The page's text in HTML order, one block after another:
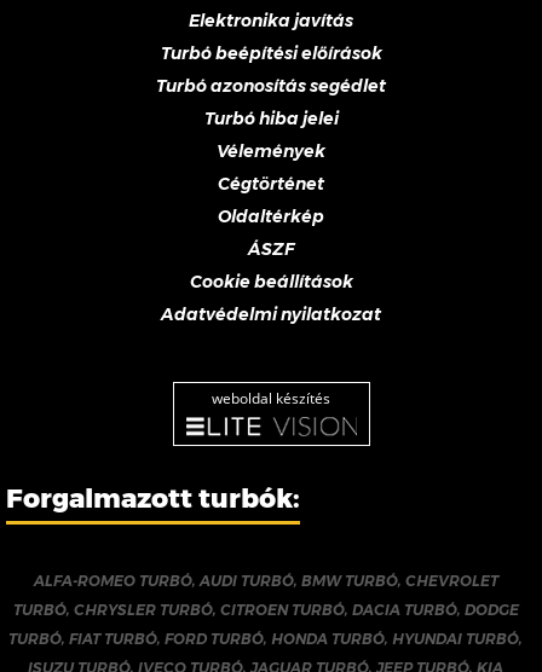
Elektronika javítás
Turbó beépítési előírások
Turbó azonosítás segédlet
Turbó hiba jelei
Vélemények
Cégtörténet
Oldaltérkép
ÁSZF
Cookie beállítások
Adatvédelmi nyilatkozat
weboldal készítés
Forgalmazott turbók:
ALFA-ROMEO TURBÓ,AUDI TURBÓ, BMW TURBÓ, CHEVROLET
TURBÓ, CHRYSLER TURBÓ, CITROEN TURBÓ, DACIA TURBÓ, DODGE
TURBÓ,FIAT TURBÓ,FORD TURBÓ, HONDA TURBÓ, HYUNDAI TURBÓ,
ISUZU TURBÓ,IVECO TURBÓ,JAGUAR TURBÓ,JEEP TURBÓ,KIA